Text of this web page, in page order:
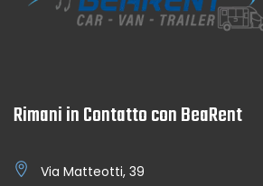
Rimani in Contatto con BeaRent
Via Matteotti, 39